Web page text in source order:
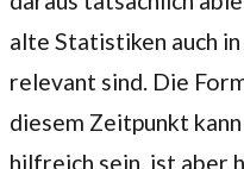
alte Statistiken auch
relevant sind. Die
diesem Zeitpunkt
hilfreich sein, ist aber